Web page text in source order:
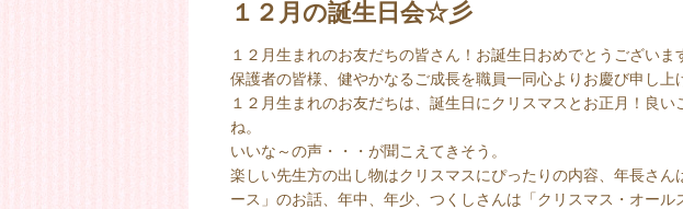
１２月の誕生日会☆彡
１２月生まれのお友だちの皆さん！お誕生日おめでとうございま
保護者の皆様、健やかなるご成長を職員一同心よりお慶び申し上
１２月生まれのお友だちは、誕生日にクリスマスとお正月！良
ね。
いいな～の声・・・が聞こえてきそう。
楽しい先生方の出し物はクリスマスにぴったりの内容、年長さん
ース」のお話、年中、年少、つくしさんは「クリスマス・オー